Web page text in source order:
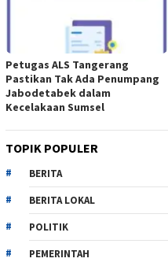
Petugas ALS Tangerang
Pastikan Tak Ada Penumpang
Jabodetabek dalam
Kecelakaan Sumsel
TOPIK POPULER
BERITA
BERITA LOKAL
POLITIK
PEMERINTAH